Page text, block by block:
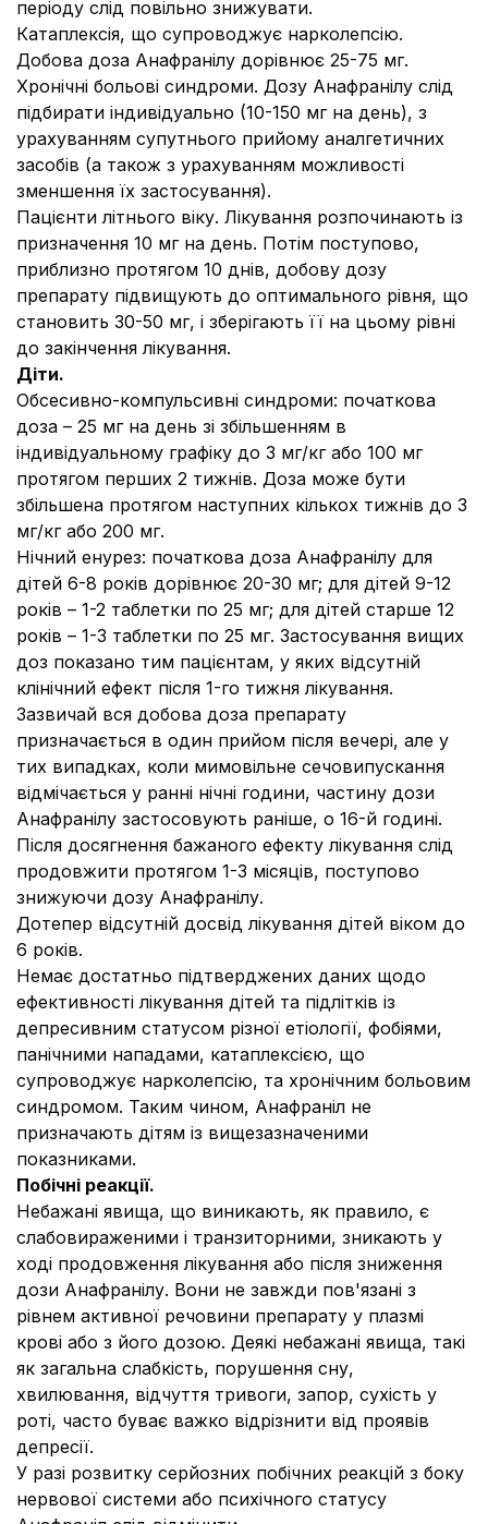
періоду слід повільно знижувати.
Катаплексія, що супроводжує нарколепсію.
Добова доза Анафранілу дорівнює 25-75 мг.
Хронічні больові синдроми. Дозу Анафранілу слід
підбирати індивідуально (10-150 мг на день), з
урахуванням супутнього прийому аналгетичних
засобів (а також з урахуванням можливості
зменшення їх застосування).
Пацієнти літнього віку. Лікування розпочинають із
призначення 10 мг на день. Потім поступово,
приблизно протягом 10 днів, добову дозу
препарату підвищують до оптимального рівня, що
становить 30-50 мг, і зберігають її на цьому рівні
до закінчення лікування.
Діти.
Обсесивно-компульсивні синдроми: початкова
доза – 25 мг на день зі збільшенням в
індивідуальному графіку до 3 мг/кг або 100 мг
протягом перших 2 тижнів. Доза може бути
збільшена протягом наступних кількох тижнів до 3
мг/кг або 200 мг.
Нічний енурез: початкова доза Анафранілу для
дітей 6-8 років дорівнює 20-30 мг; для дітей 9-12
років – 1-2 таблетки по 25 мг; для дітей старше 12
років – 1-3 таблетки по 25 мг. Застосування вищих
доз показано тим пацієнтам, у яких відсутній
клінічний ефект після 1-го тижня лікування.
Зазвичай вся добова доза препарату
призначається в один прийом після вечері, але у
тих випадках, коли мимовільне сечовипускання
відмічається у ранні нічні години, частину дози
Анафранілу застосовують раніше, о 16-й годині.
Після досягнення бажаного ефекту лікування слід
продовжити протягом 1-3 місяців, поступово
знижуючи дозу Анафранілу.
Дотепер відсутній досвід лікування дітей віком до
6 років.
Немає достатньо підтверджених даних щодо
ефективності лікування дітей та підлітків із
депресивним статусом різної етіології, фобіями,
панічними нападами, катаплексією, що
супроводжує нарколепсію, та хронічним больовим
синдромом. Таким чином, Анафраніл не
призначають дітям із вищезазначеними
показниками.
Побічні реакції.
Небажані явища, що виникають, як правило, є
слабовираженими і транзиторними, зникають у
ході продовження лікування або після зниження
дози Анафранілу. Вони не завжди пов'язані з
рівнем активної речовини препарату у плазмі
крові або з його дозою. Деякі небажані явища, такі
як загальна слабкість, порушення сну,
хвилювання, відчуття тривоги, запор, сухість у
роті, часто буває важко відрізнити від проявів
депресії.
У разі розвитку серйозних побічних реакцій з боку
нервової системи або психічного статусу